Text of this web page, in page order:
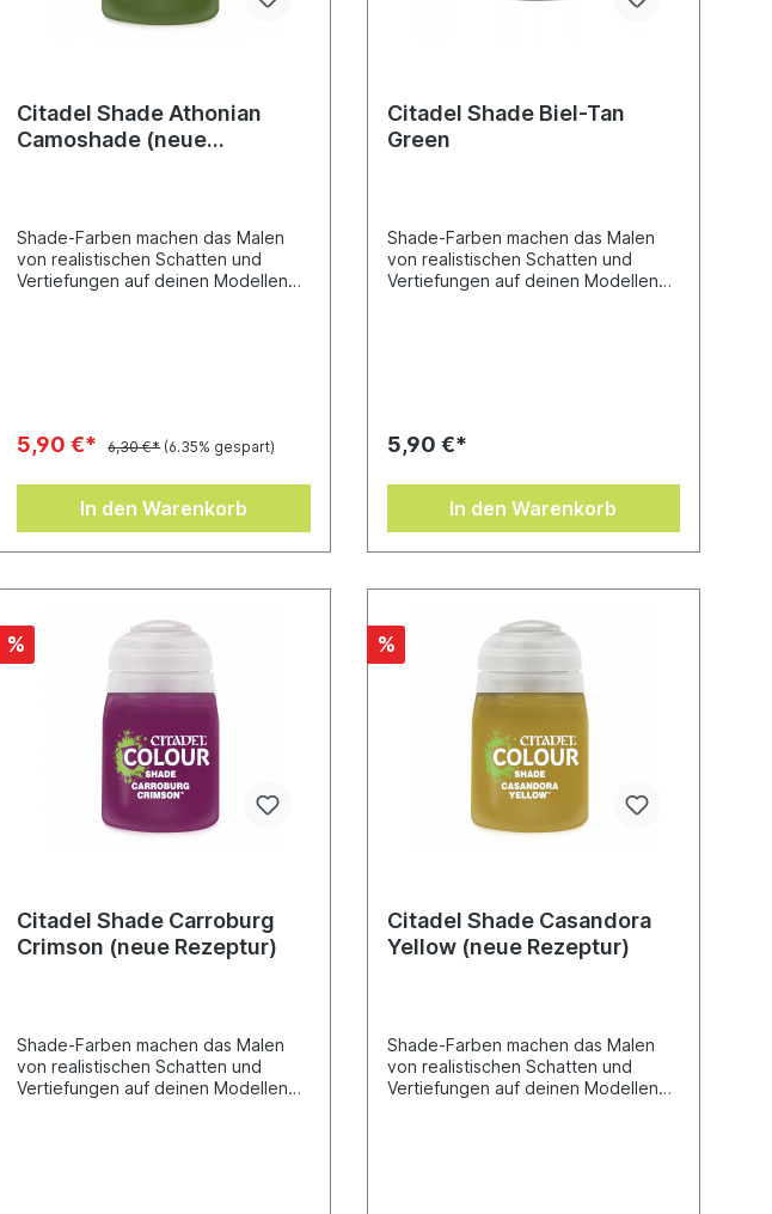
Citadel Shade Athonian
Camoshade (neue
Shade-Farben machen das Malen
von realistischen Schatten und
Vertiefungen auf deinen Modellen
5,90 €* 6,30 €* (6.35% gespart)
In den Warenkorb
Citadel Shade Biel-Tan
Green
Shade-Farben machen das Malen
von realistischen Schatten und
Vertiefungen auf deinen Modellen
5,90 €*
In den Warenkorb
%
Citadel Shade Carroburg
Crimson (neue Rezeptur)
Shade-Farben machen das Malen
von realistischen Schatten und
Vertiefungen auf deinen Modellen
%
Citadel Shade Casandora
Yellow (neue Rezeptur)
Shade-Farben machen das Malen
von realistischen Schatten und
Vertiefungen auf deinen Modellen